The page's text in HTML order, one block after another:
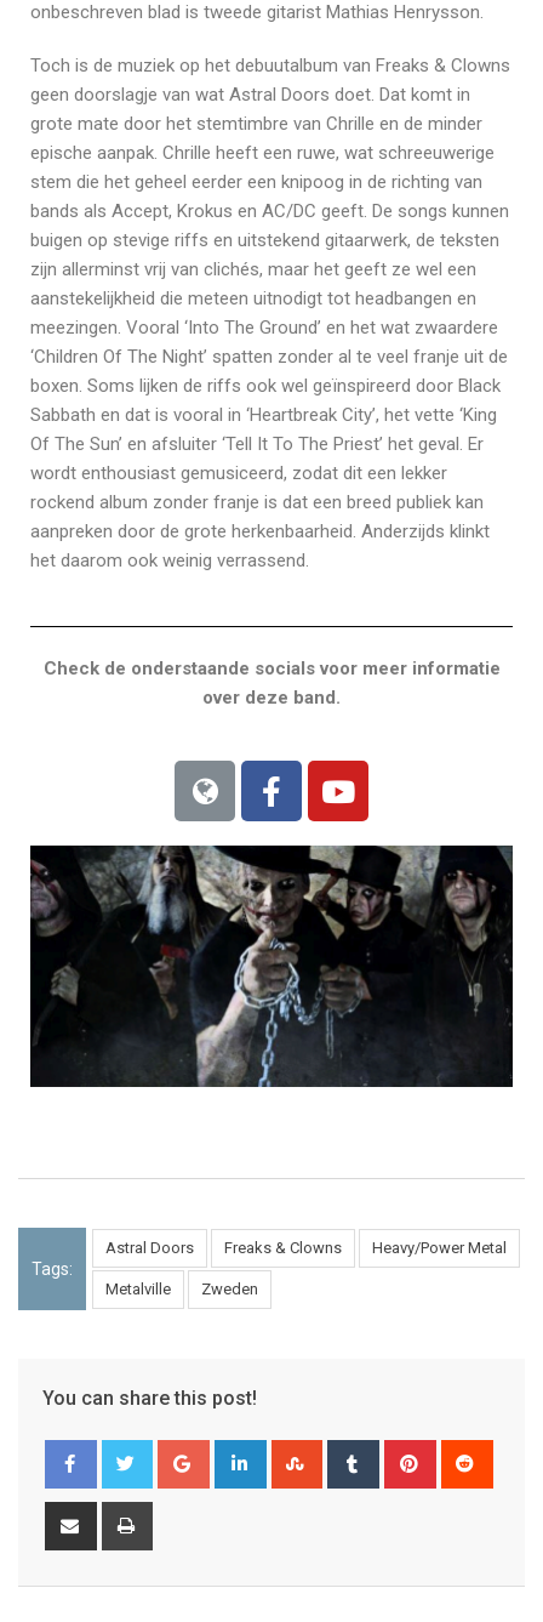
onbeschreven blad is tweede gitarist Mathias Henrysson.
Toch is de muziek op het debuutalbum van Freaks & Clowns
geen doorslagje van wat Astral Doors doet. Dat komt in
grote mate door het stemtimbre van Chrille en de minder
epische aanpak. Chrille heeft een ruwe, wat schreeuwerige
stem die het geheel eerder een knipoog in de richting van
bands als Accept, Krokus en AC/DC geeft. De songs kunnen
buigen op stevige riffs en uitstekend gitaarwerk, de teksten
zijn allerminst vrij van clichés, maar het geeft ze wel een
aanstekelijkheid die meteen uitnodigt tot headbangen en
meezingen. Vooral ‘Into The Ground’ en het wat zwaardere
‘Children Of The Night’ spatten zonder al te veel franje uit de
boxen. Soms lijken de riffs ook wel geïnspireerd door Black
Sabbath en dat is vooral in ‘Heartbreak City’, het vette ‘King
Of The Sun’ en afsluiter ‘Tell It To The Priest’ het geval. Er
wordt enthousiast gemusiceerd, zodat dit een lekker
rockend album zonder franje is dat een breed publiek kan
aanpreken door de grote herkenbaarheid. Anderzijds klinkt
het daarom ook weinig verrassend.
Check de onderstaande socials voor meer informatie
over deze band.
Tags:
Astral Doors Freaks & Clowns Heavy/Power Metal
Metalville Zweden
You can share this post!